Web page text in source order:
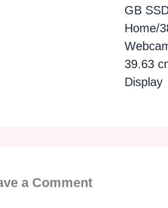
GB
Home/
39.63
Display
a Comment